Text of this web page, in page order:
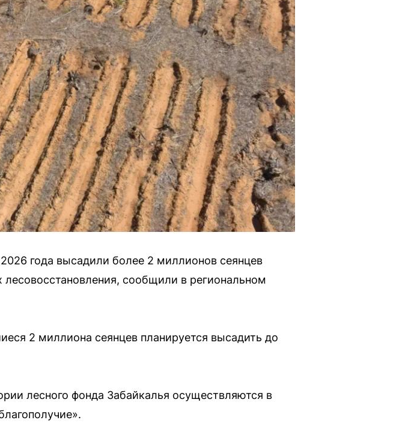
года высадили более 2 миллионов сеянцев
сообщили в региональном
2 миллиона сеянцев планируется высадить до
лесного фонда Забайкалья осуществляются в